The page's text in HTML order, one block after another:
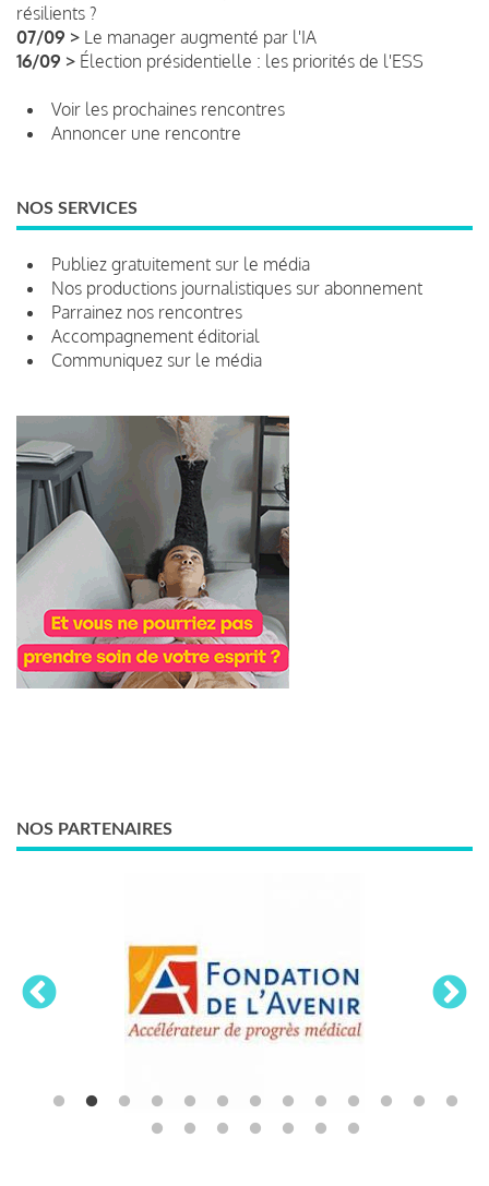
résilients ?
07/09 > Le manager augmenté par l'IA
16/09 > Élection présidentielle : les priorités de l'ESS
Voir les prochaines rencontres
Annoncer une rencontre
NOS SERVICES
Publiez gratuitement sur le média
Nos productions journalistiques sur abonnement
Parrainez nos rencontres
Accompagnement éditorial
Communiquez sur le média
NOS PARTENAIRES